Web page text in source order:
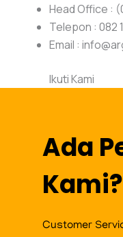
Head Office :
Telepon : 082
Email :
Ikuti Kami
Ada
Kami?
Customer